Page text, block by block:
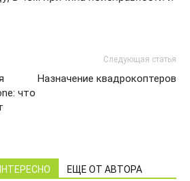
что
Следующая статья
Назначение квадрокоптеров
ЕЩЕ ОТ АВТОРА